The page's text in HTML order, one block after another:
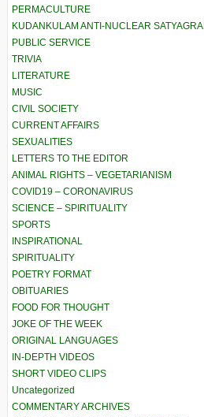
PERMACULTURE
KUDANKULAM ANTI-NUCLEAR
PUBLIC SERVICE
TRIVIA
LITERATURE
MUSIC
CIVIL SOCIETY
CURRENT AFFAIRS
SEXUALITIES
LETTERS TO THE EDITOR
ANIMAL RIGHTS – VEGETARIANISM
COVID19 – CORONAVIRUS
SCIENCE – SPIRITUALITY
SPORTS
INSPIRATIONAL
SPIRITUALITY
POETRY FORMAT
OBITUARIES
FOOD FOR THOUGHT
JOKE OF THE WEEK
ORIGINAL LANGUAGES
IN-DEPTH VIDEOS
SHORT VIDEO CLIPS
Uncategorized
COMMENTARY ARCHIVES